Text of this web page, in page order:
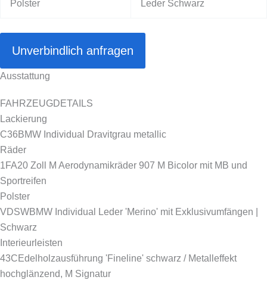
Polster Leder Schwarz
Unverbindlich anfragen
Ausstattung
FAHRZEUGDETAILS
Lackierung
C36 BMW Individual Dravitgrau metallic
Räder
1FA20 Zoll M Aerodynamikräder 907 M Bicolor mit MB und
Sportreifen
Polster
VDSWBMW Individual Leder 'Merino' mit Exklusivumfängen |
Schwarz
Interieurleisten
43C Edelholzausführung 'Fineline' schwarz / Metalleffekt
hochglänzend, M Signatur